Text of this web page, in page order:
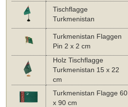
Tischflagge
Turkmenistan
Turkmenistan Flaggen
Pin 2 x 2 cm
Holz Tischflagge
Turkmenistan 15 x 22
cm
Turkmenistan Flagge 60
x 90 cm